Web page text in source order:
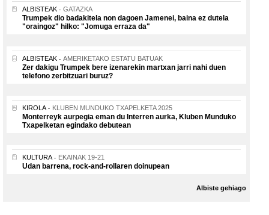
ALBISTEAK GATAZKA
Trumpek dio badakitela non dagoen Jamenei, baina ez dutela
"oraingoz" hilko: "Jomuga erraza da"
ALBISTEAK AMERIKETAKO ESTATU BATUAK
Zer dakigu Trumpek bere izenarekin martxan jarri nahi duen
telefono zerbitzuari buruz?
KIROLA KLUBEN MUNDUKO TXAPELKETA 2025
Monterreyk aurpegia eman du Interren aurka, Kluben Munduko
Txapelketan egindako debutean
KULTURA EKAINAK 19-21
Udan barrena, rock-and-rollaren doinupean
Albiste gehiago